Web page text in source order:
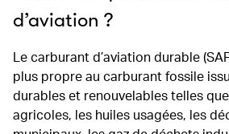
d’aviation ?
Le carburant d’aviation durable
plus propre au carburant fossile
durables et renouvelables telles
agricoles, les huiles usagées, les